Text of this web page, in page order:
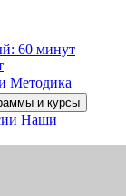
60 минут
Методика
и курсы
Наши